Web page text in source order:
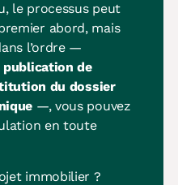
le processus peut
abord, mais
l’ordre —
publication de
du dossier
—, vous pouvez
en toute
immobilier ?